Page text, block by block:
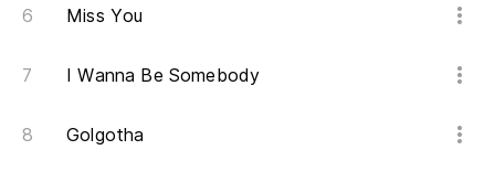
Miss You
I Wanna Be Somebody
Golgotha